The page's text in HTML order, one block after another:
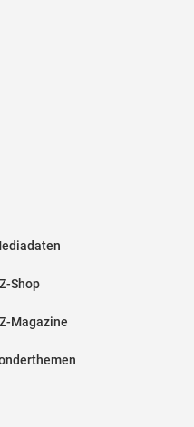
Shop
Magazine